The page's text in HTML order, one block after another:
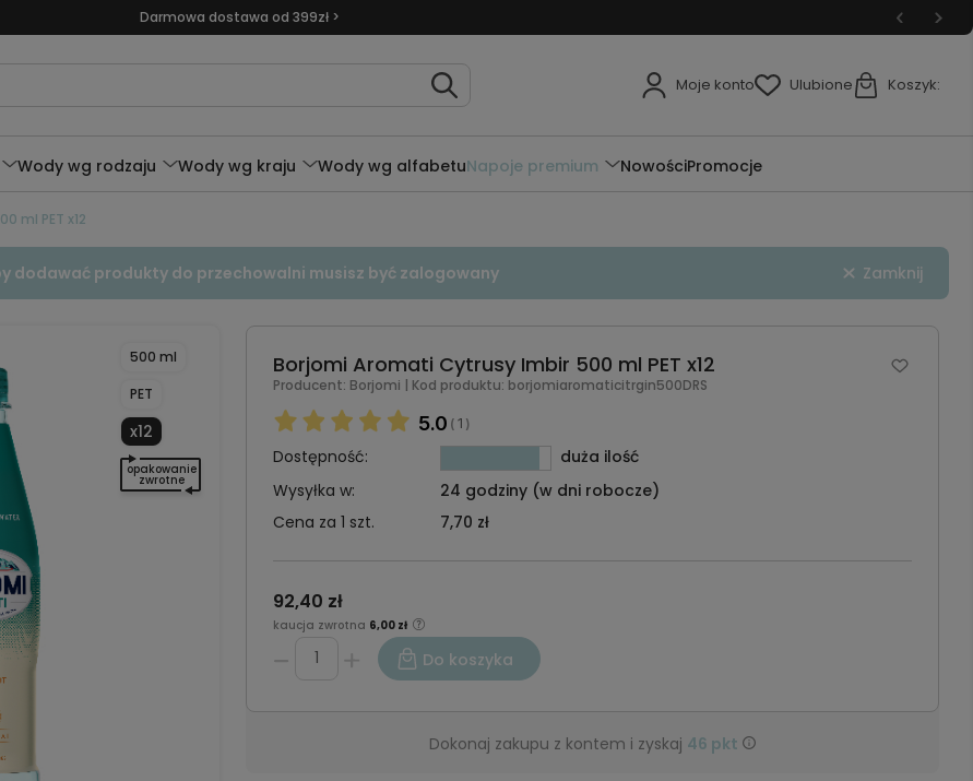
Darmowa dostawa od 399zł >
Moje konto Ulubione Koszyk:
Wody wg rodzaju Wody wg kraju Wody wg alfabetuNapoje premium NowościPromocje
ml PET x12
Zamknij
dodawać produkty do przechowalni musisz być zalogowany
500 ml
PET
x12
opakowanie
zwrotne
Borjomi Aromati Cytrusy Imbir 500 ml PET x12
Producent: Borjomi | Kod produktu: borjomiaromaticitrgin500DRS
5.0 ( 1 )
Dostępność:
duża ilość
Wysyłka w:
24 godziny (w dni robocze)
Cena za 1 szt.
7,70 zł
92,40 zł
kaucja zwrotna 6,00 zł
Do koszyka
Dokonaj zakupu z kontem i zyskaj 46 pkt